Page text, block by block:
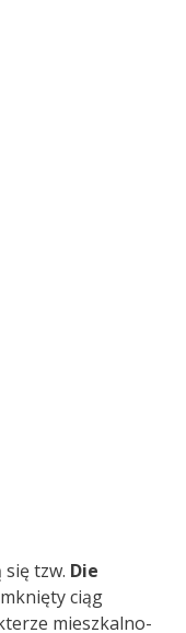
tzw. Die
ciąg
mieszkalno-